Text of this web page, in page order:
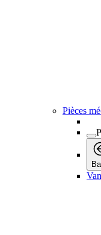
Pièces